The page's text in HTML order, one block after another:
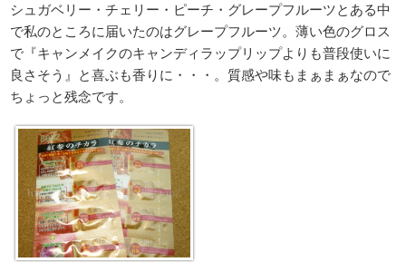
シュガベリー・チェリー・ピーチ・グレープフルーツとある中
で私のところに届いたのはグレープフルーツ。薄い色のグロス
で『キャンメイクのキャンディラップリップよりも普段使いに
良さそう』と喜ぶも香りに・・・。質感や味もまぁまぁなので
ちょっと残念です。